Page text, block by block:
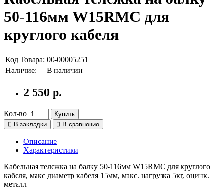
50-116мм W15RMC для
круглого кабеля
Код Товара: 00-00005251
Наличие:
В наличии
2 550 р.
Кол-во
Купить
В закладки
В сравнение
Описание
Характеристики
Кабельная тележка на балку 50-116мм W15RMC для круглого
кабеля, макс диаметр кабеля 15мм, макс. нагрузка 5кг, оцинк.
металл